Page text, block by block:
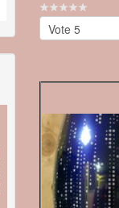
Vote
utilisateur:
Veuillez
voter